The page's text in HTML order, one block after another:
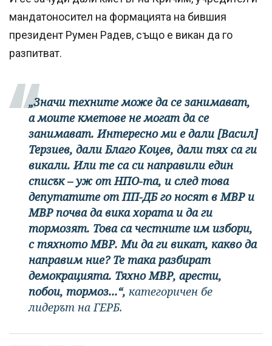
мандатоносител на формацията на бившия
президент Румен Радев, също е викан да го
разпитват.
„Значи техните може да се занимават,
а моите кметове не могат да се
занимават. Интересно ми е дали [Васил]
Терзиев, дали Благо Коцев, дали тях са ги
викали. Или те са си направили един
списък – уж от НПО-та, и след това
депутатите от ПП-ДБ го носят в МВР и
МВР почва да вика хората и да ги
тормозят. Това са честните им избори,
с тяхното МВР. Ми да ги викат, какво да
направим ние? Те така разбират
демокрацията. Тяхно МВР, арести,
побои, тормоз...“, категоричен бе
лидерът на ГЕРБ.